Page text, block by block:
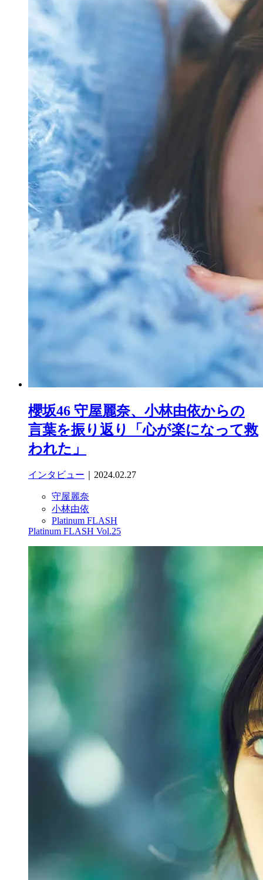
櫻坂46 守屋麗奈、小林由依からの
言葉を振り返り「心が楽になって救
われた」
インタビュー ｜2024.02.27
守屋麗奈
小林由依
Platinum FLASH
Platinum FLASH Vol.25